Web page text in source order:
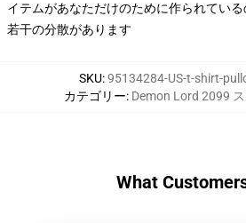
イテムがあなただけのために作られてい
若干の分散があります
SKU:95134284-US-t-shirt-
カテゴリー: Demon Lord 2099
What